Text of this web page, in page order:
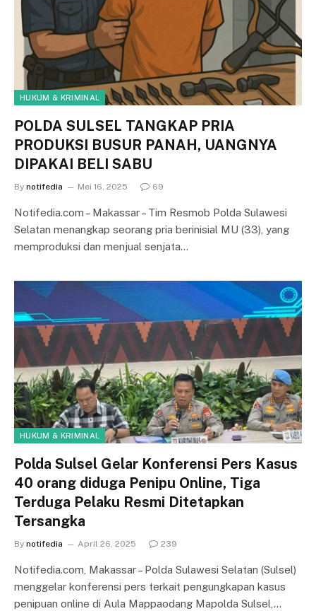
HUKUM & KRIMINAL
POLDA SULSEL TANGKAP PRIA
PRODUKSI BUSUR PANAH, UANGNYA
DIPAKAI BELI SABU
By notifedia Mei 16, 2025 69
Notifedia.com – Makassar – Tim Resmob Polda Sulawesi
Selatan menangkap seorang pria berinisial MU (33), yang
memproduksi dan menjual senjata…
HUKUM & KRIMINAL
Polda Sulsel Gelar Konferensi Pers Kasus
40 orang diduga Penipu Online, Tiga
Terduga Pelaku Resmi Ditetapkan
Tersangka
By notifedia April 26, 2025 239
Notifedia.com, Makassar – Polda Sulawesi Selatan (Sulsel)
menggelar konferensi pers terkait pengungkapan kasus
penipuan online di Aula Mappaodang Mapolda Sulsel,…